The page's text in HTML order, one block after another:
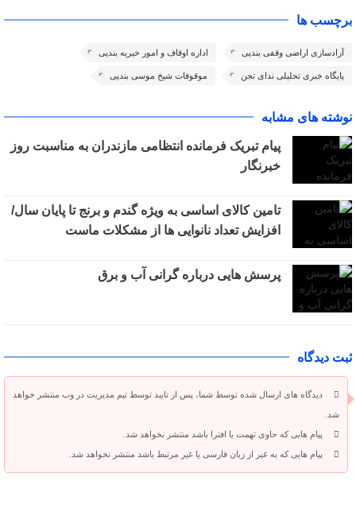
برچسب ها
آزادسازی اراضی وقفی بندپی اداره اوقاف و امور خیریه بندپی
پایگاه خبری تحلیلی ندای تجن موقوفات شیخ موسی بندپی
نوشته های مشابه
پیام تبریک فرمانده انتظامی مازندران به مناسبت روز
خبرنگار
تامین کالای اساسی به ویژه گندم و برنج تا پایان سال/
افزایش تعداد نانوایی ها از مشکلات ماست
پرسش هایی درباره گرانی آب و برق
ثبت دیدگاه
دیدگاه های ارسال شده توسط شما، پس از تایید توسط تیم مدیریت در وب منتشر خواهد
شد.
پیام هایی که حاوی تهمت یا افترا باشد منتشر نخواهد شد.
پیام هایی که به غیر از زبان فارسی یا غیر مرتبط باشد منتشر نخواهد شد.